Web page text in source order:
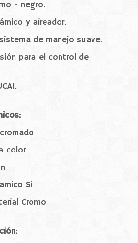
- negro.
y aireador.
de manejo suave.
para el control de
color
Si
Cromo